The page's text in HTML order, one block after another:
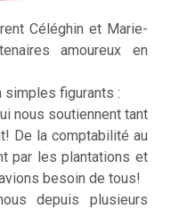
Céléghin et Marie-
amoureux en
simples figurants :
nous soutiennent tant
De la comptabilité au
par les plantations et
besoin de tous!
depuis plusieurs